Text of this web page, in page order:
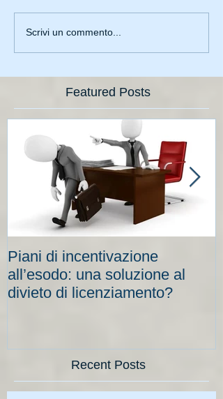
Scrivi un commento...
Featured Posts
Piani di incentivazione
all’esodo: una soluzione al
divieto di licenziamento?
Recent Posts